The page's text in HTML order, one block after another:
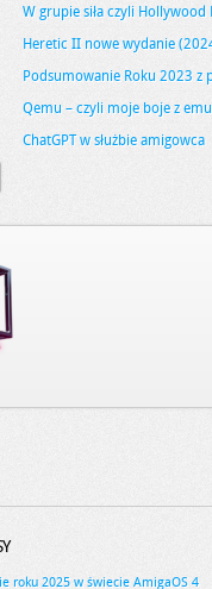
W grupie siła czyli Hollywood
Heretic II nowe wydanie
Podsumowanie Roku 2023 z
Qemu – czyli moje boje z
ChatGPT w służbie amigowca
roku 2025 w świecie AmigaOS 4